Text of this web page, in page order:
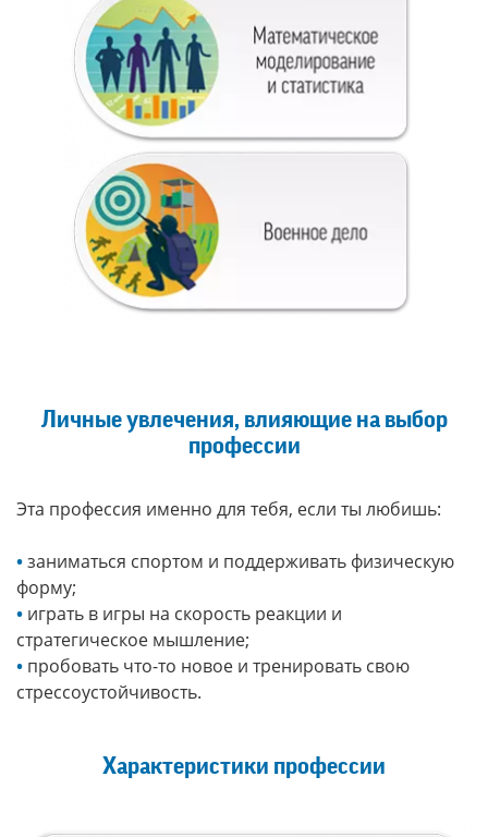
Личные увлечения, влияющие на выбор
профессии
Эта профессия именно для тебя, если ты любишь:
•заниматься спортом и поддерживать физическую
форму;
• играть в игры на скорость реакции и
стратегическое мышление;
• пробовать что-то новое и тренировать свою
стрессоустойчивость.
Характеристики профессии